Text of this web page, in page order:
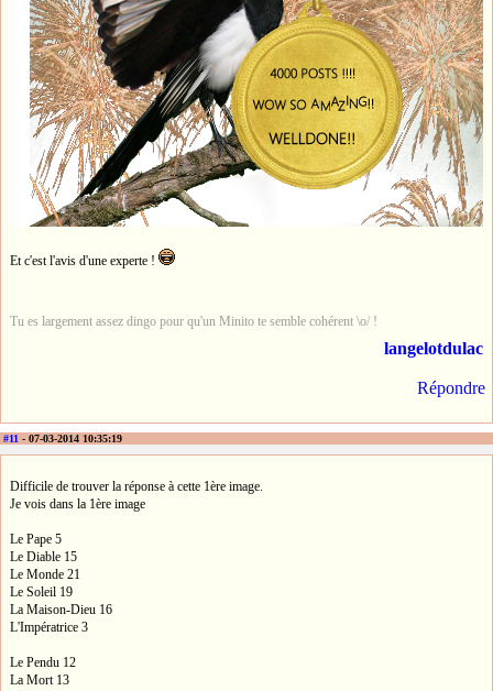
Et c'est l'avis d'une experte !
Tu es largement assez dingo pour qu'un Minito te semble cohérent \o/ !
langelotdulac
Répondre
#11 - 07-03-2014 10:35:19
Difficile de trouver la réponse à cette 1ère image.
Je vois dans la 1ère image
Le Pape 5
Le Diable 15
Le Monde 21
Le Soleil 19
La Maison-Dieu 16
L'Impératrice 3
Le Pendu 12
La Mort 13